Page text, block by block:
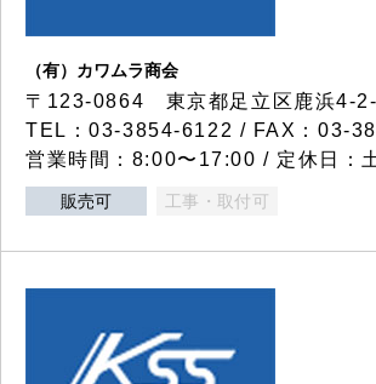
（有）カワムラ商会
〒123-0864 東京都足立区鹿浜4-
TEL：03-3854-6122 / FAX：03-
営業時間：8:00〜17:00 / 定休日：
販売可 工事・取付可